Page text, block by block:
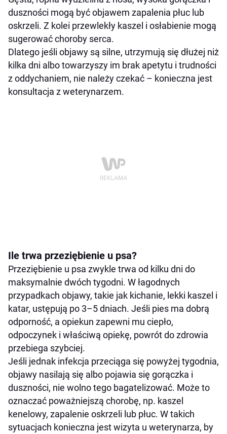
duszności mogą być objawem zapalenia płuc lub
oskrzeli. Z kolei przewlekły kaszel i osłabienie mogą
sugerować choroby serca.
Dlatego jeśli objawy są silne, utrzymują się dłużej niż
kilka dni albo towarzyszy im brak apetytu i trudności
z oddychaniem, nie należy czekać – konieczna jest
konsultacja z weterynarzem.
Ile trwa przeziębienie u psa?
Przeziębienie u psa zwykle trwa od kilku dni do
maksymalnie dwóch tygodni. W łagodnych
przypadkach objawy, takie jak kichanie, lekki kaszel i
katar, ustępują po 3–5 dniach. Jeśli pies ma dobrą
odporność, a opiekun zapewni mu ciepło,
odpoczynek i właściwą opiekę, powrót do zdrowia
przebiega szybciej.
Jeśli jednak infekcja przeciąga się powyżej tygodnia,
objawy nasilają się albo pojawia się gorączka i
duszności, nie wolno tego bagatelizować. Może to
oznaczać poważniejszą chorobę, np. kaszel
kenelowy, zapalenie oskrzeli lub płuc. W takich
sytuacjach konieczna jest wizyta u weterynarza, by